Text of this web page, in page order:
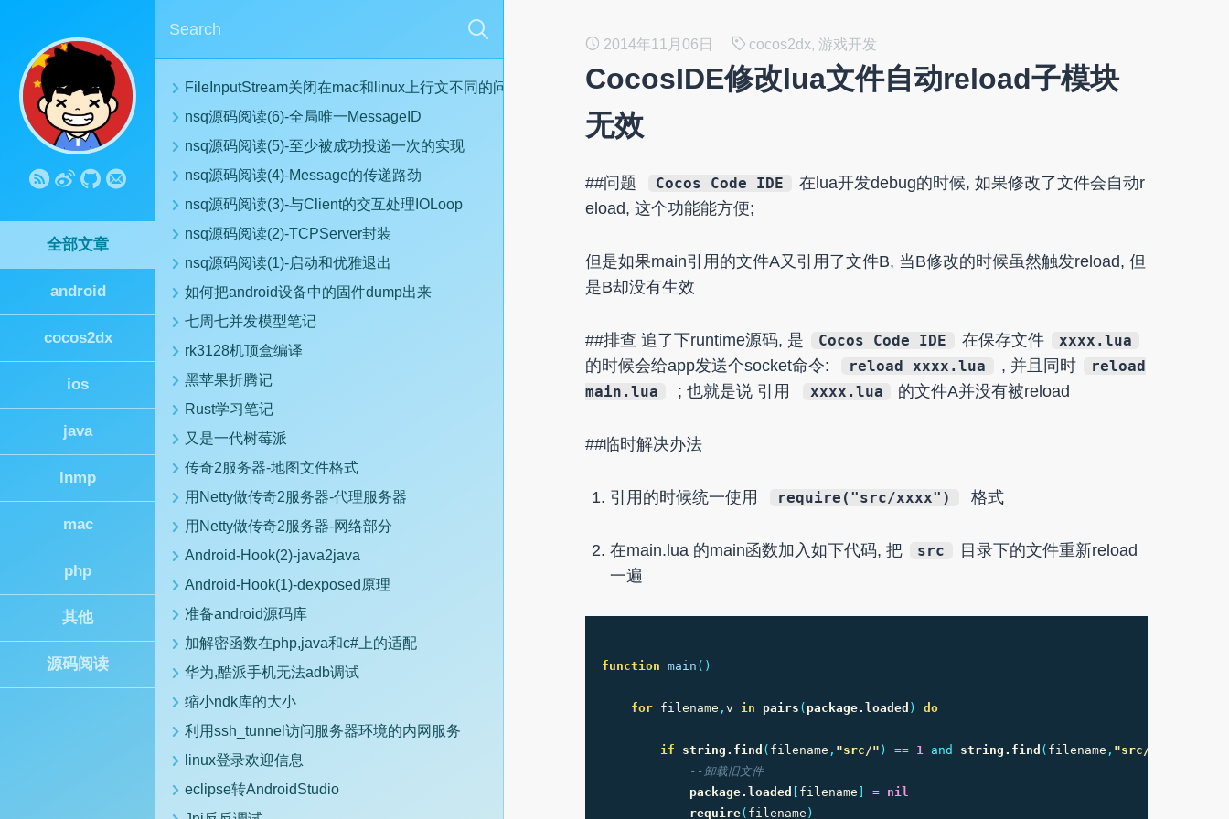
全部文章
android
cocos2dx
ios
java
lnmp
mac
php
其他
源码阅读
FileInputStream关闭在mac和linux上行文不同的问题
nsq源码阅读(6)-全局唯一MessageID
nsq源码阅读(5)-至少被成功投递一次的实现
nsq源码阅读(4)-Message的传递路劲
nsq源码阅读(3)-与Client的交互处理IOLoop
nsq源码阅读(2)-TCPServer封装
nsq源码阅读(1)-启动和优雅退出
如何把android设备中的固件dump出来
七周七并发模型笔记
rk3128机顶盒编译
黑苹果折腾记
Rust学习笔记
又是一代树莓派
传奇2服务器-地图文件格式
用Netty做传奇2服务器-代理服务器
用Netty做传奇2服务器-网络部分
Android-Hook(2)-java2java
Android-Hook(1)-dexposed原理
准备android源码库
加解密函数在php,java和c#上的适配
华为,酷派手机无法adb调试
缩小ndk库的大小
利用ssh_tunnel访问服务器环境的内网服务
linux登录欢迎信息
eclipse转AndroidStudio
2014年11月06日 cocos2dx, 游戏开发
CocosIDE修改lua文件自动reload子模块
无效
##问题 Cocos Code IDE
在lua开发debug的时候, 如果修改了文件会自动r
eload, 这个功能能方便;
但是如果main引用的文件A又引用了文件B, 当B修改的时候虽然触发reload, 但
是B却没有生效
##排查 追了下runtime源码, 是 Cocos Code IDE 在保存文件 xxxx.lua
的时候会给app发送个socket命令: reload xxxx.lua , 并且同时
reload
main.lua
; 也就是说 引用 xxxx.lua 的文件A并没有被reload
##临时解决办法
引用的时候统一使用 require("src/xxxx") 格式
在main.lua 的main函数加入如下代码, 把 src
目录下的文件重新reload
一遍
function main ()
for filename ,v in pairs ( package.loaded ) do
if string.find ( filename , "src/" ) == 1 and string.find ( filename , "src/main"
--卸载旧文件
package.loaded [ filename ] = nil
require( filename )